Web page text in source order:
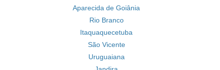
Aparecida de Goiânia
Rio Branco
Itaquaquecetuba
São Vicente
Uruguaiana